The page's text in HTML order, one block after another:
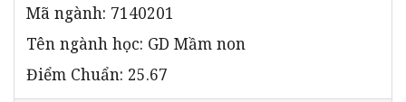
Mã ngành: 7140201
Tên ngành học: GD Mầm non
Điểm Chuẩn: 25.67